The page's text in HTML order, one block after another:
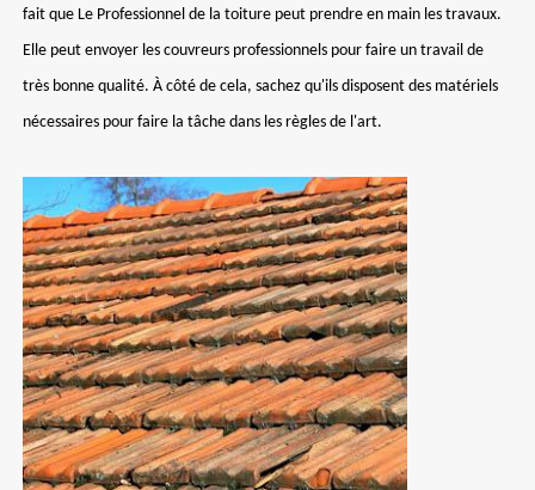
fait que Le Professionnel de la toiture peut prendre en main les travaux.
Elle peut envoyer les couvreurs professionnels pour faire un travail de
très bonne qualité. À côté de cela, sachez qu'ils disposent des matériels
nécessaires pour faire la tâche dans les règles de l'art.